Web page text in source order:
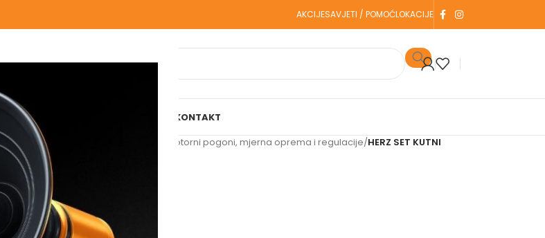
AKCIJESAVJETI / POMOĆLOKACIJE
O NAMANAŠE USLUGE KONTAKT
Početna Pumpe, motorni pogoni, mjerna oprema i regulacije/HERZ SET KUTNI